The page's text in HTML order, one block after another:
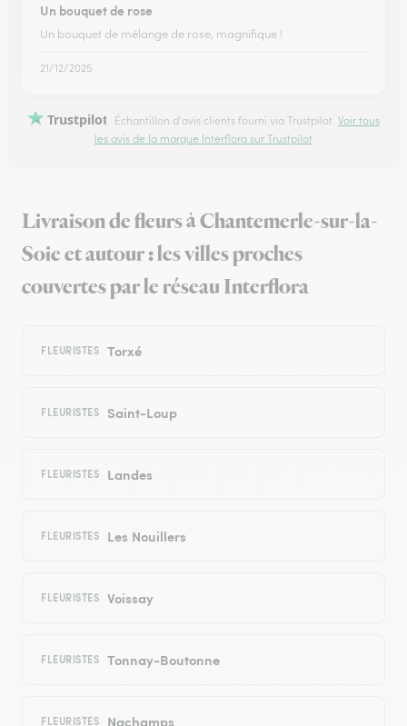
Un bouquet de rose
Un bouquet de mélange de rose, magnifique !
21/12/2025
Trustpilot Échantillon d'avis clients fourni via Trustpilot. Voir tous
les avis de la marque Interflora sur Trustpilot
Livraison de fleurs à Chantemerle-sur-la-
Soie et autour : les villes proches
couvertes par le réseau Interflora
FLEURISTES Torxé
FLEURISTES Saint-Loup
FLEURISTES Landes
FLEURISTES Les Nouillers
FLEURISTES Voissay
FLEURISTES Tonnay-Boutonne
FLEURISTES Nachamps